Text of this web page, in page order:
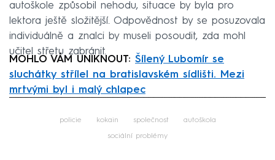
autoškole způsobil nehodu, situace by byla pro
lektora ještě složitější. Odpovědnost by se posuzovala
individuálně a znalci by museli posoudit, zda mohl
učitel střetu zabránit.
MOHLO VÁM UNIKNOUT: Šílený Lubomír se
sluchátky střílel na bratislavském sídlišti. Mezi
mrtvými byl i malý chlapec
policie kokain společnost autoškola
sociální problémy